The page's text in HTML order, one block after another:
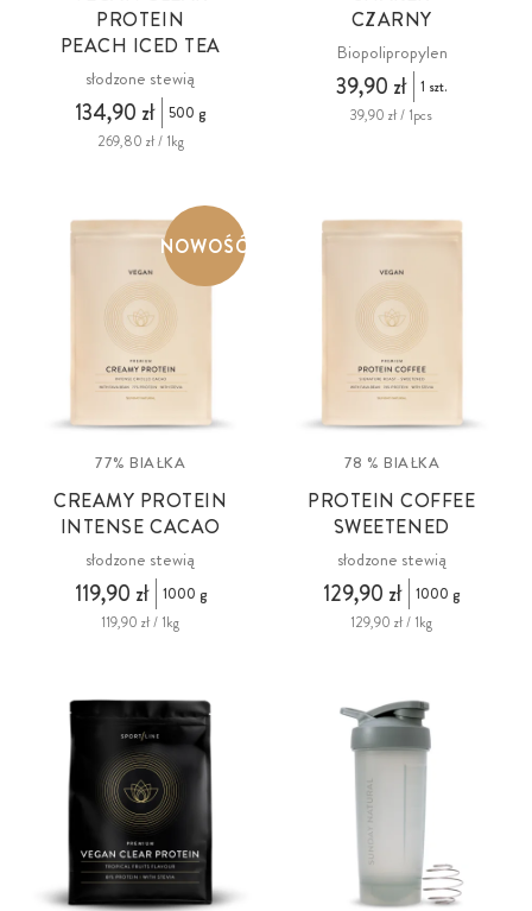
PROTEIN
PEACH ICED TEA
słodzone stewią
134,90 zł
500 g
269,80 zł / 1kg
CZARNY
Biopolipropylen
39,90 zł
1 szt.
39,90 zł / 1pcs
NOWOŚĆ
77% BIAŁKA
CREAMY PROTEIN
INTENSE CACAO
słodzone stewią
119,90 zł
1000 g
119,90 zł / 1kg
78 % BIAŁKA
PROTEIN COFFEE
SWEETENED
słodzone stewią
129,90 zł
1000 g
129,90 zł / 1kg